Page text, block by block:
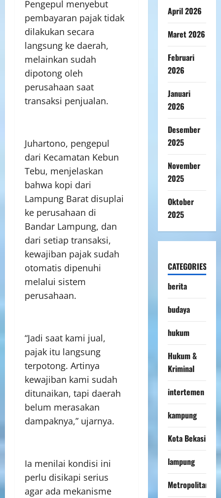
Pengepul menyebut
pembayaran pajak tidak
dilakukan secara
langsung ke daerah,
melainkan sudah
dipotong oleh
perusahaan saat
transaksi penjualan.
Juhartono, pengepul
dari Kecamatan Kebun
Tebu, menjelaskan
bahwa kopi dari
Lampung Barat disuplai
ke perusahaan di
Bandar Lampung, dan
dari setiap transaksi,
kewajiban pajak sudah
otomatis dipenuhi
melalui sistem
perusahaan.
“Jadi saat kami jual,
pajak itu langsung
terpotong. Artinya
kewajiban kami sudah
ditunaikan, tapi daerah
belum merasakan
dampaknya,” ujarnya.
Ia menilai kondisi ini
perlu disikapi serius
agar ada mekanisme
April 2026
Maret 2026
Februari
2026
Januari
2026
Desember
2025
November
2025
Oktober
2025
CATEGORIES
berita
budaya
hukum
Hukum &
Kriminal
intertemen
kampung
Kota Bekasi
lampung
Metropolitan